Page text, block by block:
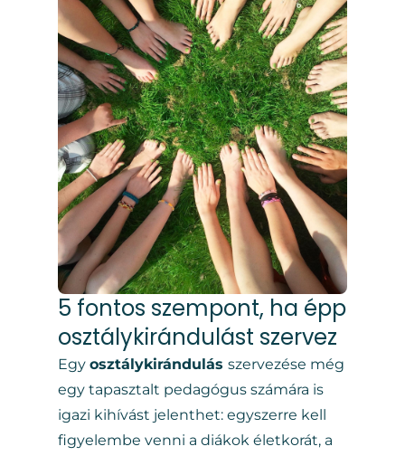
5 fontos szempont, ha épp
osztálykirándulást szervez
Egy osztálykirándulás szervezése még
egy tapasztalt pedagógus számára is
igazi kihívást jelenthet: egyszerre kell
figyelembe venni a diákok életkorát, a